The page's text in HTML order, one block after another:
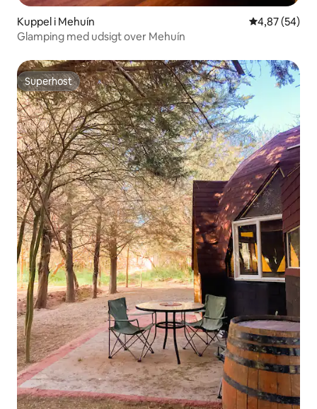
Kuppel i Mehuín 4,87 ud af 5 i
4,87 (54)
Glamping med udsigt over Mehuín
Superhost
Superhost